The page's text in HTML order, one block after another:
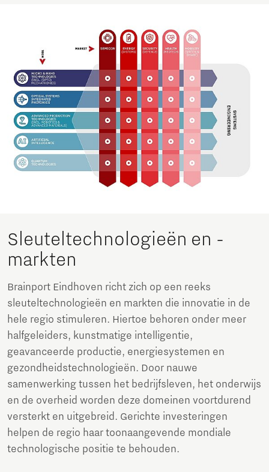
Sleuteltechnologieën en -
markten
Brainport Eindhoven richt zich op een reeks
sleuteltechnologieën en markten die innovatie in de
hele regio stimuleren. Hiertoe behoren onder meer
halfgeleiders, kunstmatige intelligentie,
geavanceerde productie, energiesystemen en
gezondheidstechnologieën. Door nauwe
samenwerking tussen het bedrijfsleven, het onderwijs
en de overheid worden deze domeinen voortdurend
versterkt en uitgebreid. Gerichte investeringen
helpen de regio haar toonaangevende mondiale
technologische positie te behouden.